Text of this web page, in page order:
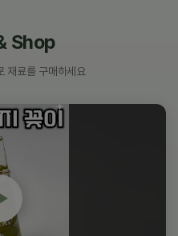
Shop
재료를 구매하세요